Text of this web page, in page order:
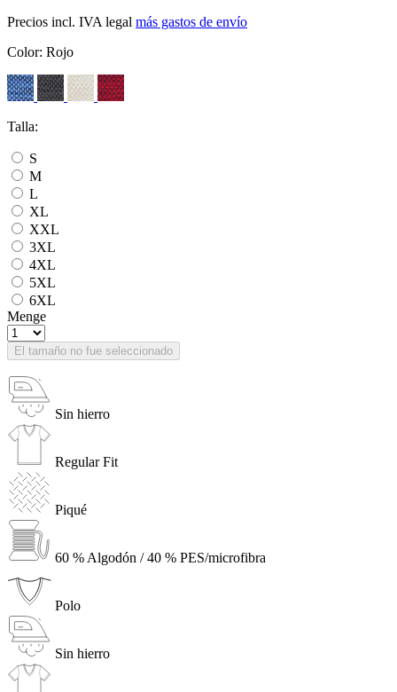
Precios incl. IVA legal más gastos de envío
Color: Rojo
Talla:
S
M
L
XL
XXL
3XL
4XL
5XL
6XL
Menge
El tamaño no fue seleccionado
Sin hierro
Regular Fit
Piqué
60 % Algodón / 40 % PES/microfibra
Polo
Sin hierro